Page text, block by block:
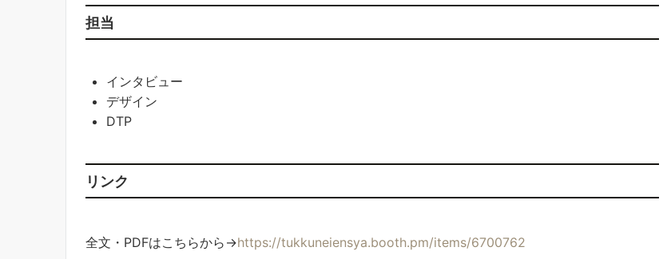
担当
インタビュー
デザイン
DTP
リンク
全文・PDFはこちらから→https://tukkuneiensya.booth.pm/items/6700762